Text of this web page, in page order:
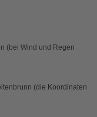
(bei Wind und Regen
(die Koordinaten